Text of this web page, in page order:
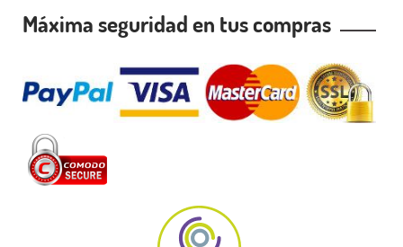
Máxima seguridad en tus compras